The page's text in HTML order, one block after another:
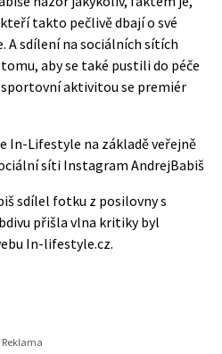
takto pečlivě dbají o své
A sdílení na sociálních sítích
aby se také pustili do péče
sportovní aktivitou se premiér
In-Lifestyle na základě veřejně
síti Instagram AndrejBabiš
sdílel fotku z posilovny s
přišla vlna kritikybyl
In-lifestyle.cz.